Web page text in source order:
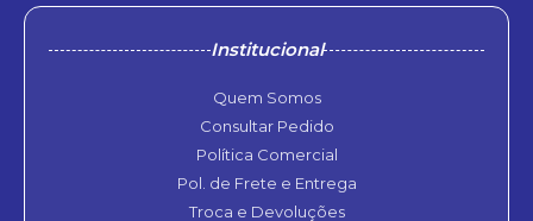
Institucional
Quem Somos
Consultar Pedido
Política Comercial
Pol. de Frete e Entrega
Troca e Devoluções